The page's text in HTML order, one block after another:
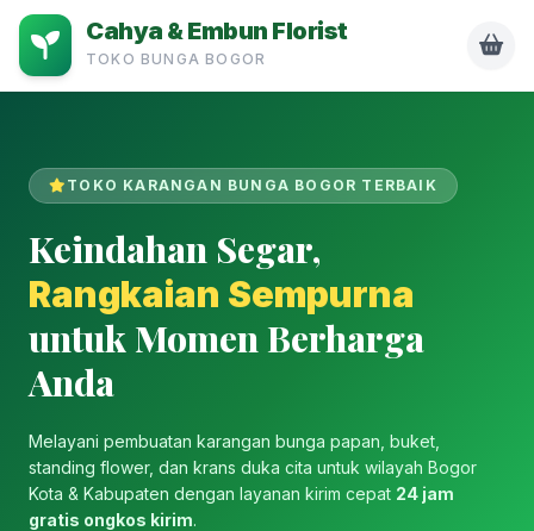
Cahya & Embun Florist
TOKO BUNGA BOGOR
TOKO KARANGAN BUNGA BOGOR TERBAIK
Keindahan Segar,
Rangkaian Sempurna
untuk Momen Berharga
Anda
Melayani pembuatan karangan bunga papan, buket,
standing flower, dan krans duka cita untuk wilayah Bogor
Kota & Kabupaten dengan layanan kirim cepat 24 jam
gratis ongkos kirim.